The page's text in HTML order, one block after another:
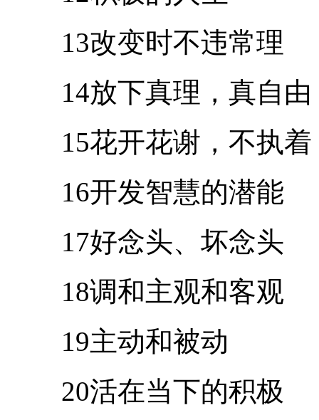
13改变时不违常理
14放下真理，真自由
15花开花谢，不执着
16开发智慧的潜能
17好念头、坏念头
18调和主观和客观
19主动和被动
20活在当下的积极